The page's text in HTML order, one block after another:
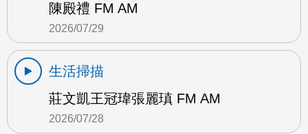
陳殿禮 FM AM
2026/07/29
生活掃描
莊文凱王冠瑋張麗瑱 FM AM
2026/07/28